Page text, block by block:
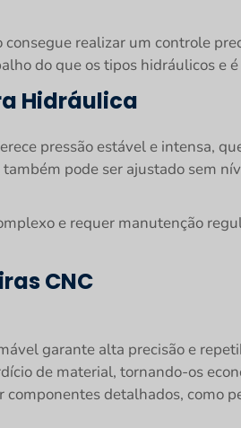
realizar um controle
do que os tipos hidráulicos e
Hidráulica
pressão estável e intensa,
pode ser ajustado sem
e requer manutenção
CNC
garante alta precisão e
de material, tornando-os
componentes detalhados, como